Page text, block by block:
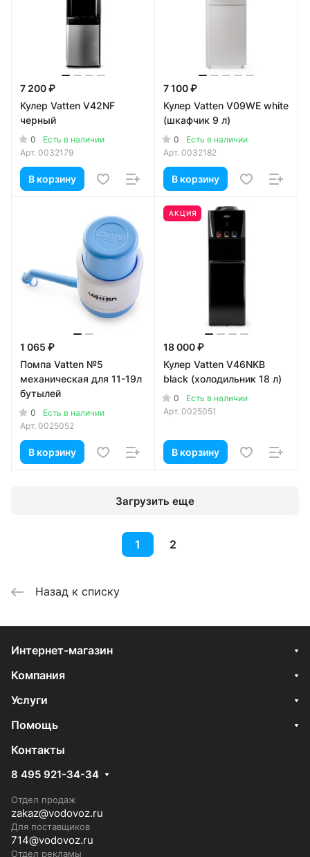
7 200 ₽
Кулер Vatten V42NF
черный
0
Есть в наличии
Арт. 0032179
В корзину
7 100 ₽
Кулер Vatten V09WE white
(шкафчик 9 л)
0
Есть в наличии
Арт. 0032182
В корзину
1 065 ₽
Помпа Vatten №5
механическая для 11-19л
бутылей
0
Есть в наличии
Арт. 0025052
В корзину
АКЦИЯ
18 000 ₽
Кулер Vatten V46NKB
black (холодильник 18 л)
0
Есть в наличии
Арт. 0025051
В корзину
Загрузить еще
1 2
Назад к списку
Интернет-магазин
Компания
Услуги
Помощь
Контакты
8 495 921-34-34
Отдел продаж
zakaz@vodovoz.ru
Для поставщиков
714@vodovoz.ru
Отдел рекламы